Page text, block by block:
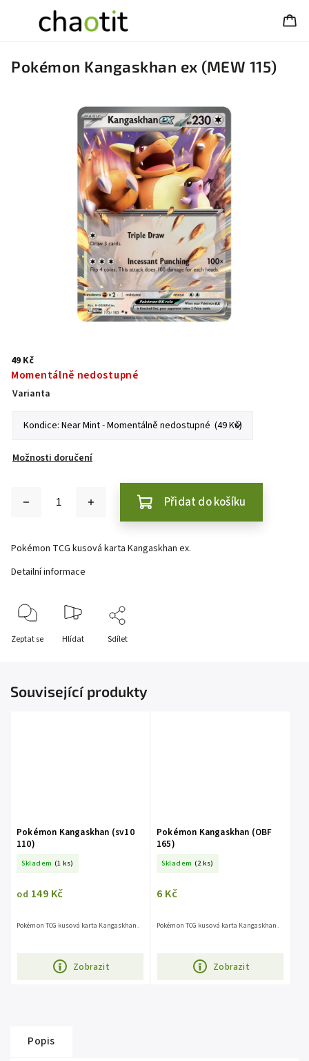
Pokémon Kangaskhan ex (MEW 115)
49 Kč
Momentálně nedostupné
Varianta
Možnosti doručení
Přidat do košíku
Pokémon TCG kusová karta Kangaskhan ex.
Detailní informace
Zeptat se Hlídat Sdílet
Související produkty
Pokémon Kangaskhan (sv10
110)
Skladem (1 ks)
od 149 Kč
Zobrazit
Pokémon TCG kusová karta Kangaskhan.
Pokémon Kangaskhan (OBF
165)
Skladem (2 ks)
6 Kč
Zobrazit
Pokémon TCG kusová karta Kangaskhan.
Popis